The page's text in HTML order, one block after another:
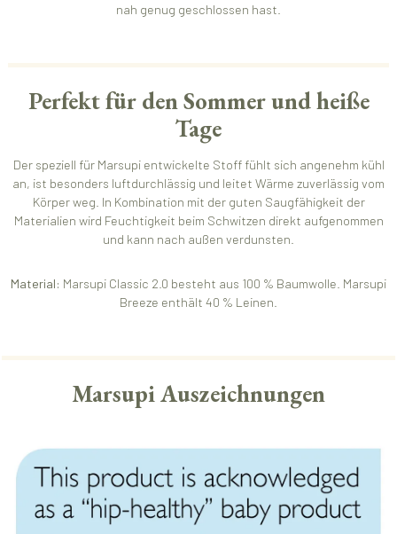
nah genug geschlossen hast.
Perfekt für den Sommer und heiße
Tage
Der speziell für Marsupi entwickelte Stoff fühlt sich angenehm kühl
an, ist besonders luftdurchlässig und leitet Wärme zuverlässig vom
Körper weg. In Kombination mit der guten Saugfähigkeit der
Materialien wird Feuchtigkeit beim Schwitzen direkt aufgenommen
und kann nach außen verdunsten.
Material: Marsupi Classic 2.0 besteht aus 100 % Baumwolle. Marsupi
Breeze enthält 40 % Leinen.
Marsupi Auszeichnungen